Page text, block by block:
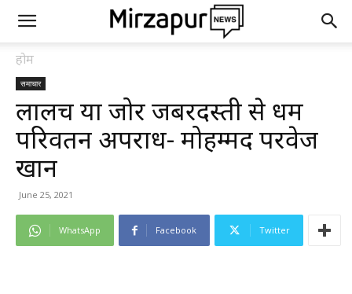
होम
समाचार
लालच या जोर जबरदस्ती से धर्म
परिवर्तन अपराध- मोहम्मद परवेज
खान
June 25, 2021
WhatsApp Facebook Twitter